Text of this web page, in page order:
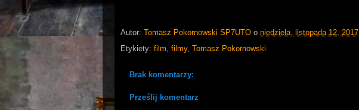
Autor: Tomasz Pokornowski SP7UTO o niedziela, listopada 12, 2017
Etykiety: film, filmy, Tomasz Pokornowski
Brak komentarzy:
Prześlij komentarz